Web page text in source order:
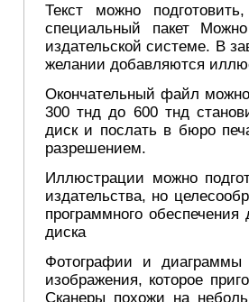
Текст можно
специальный пакет
издательской системе. В
желании добавляются
Окончательный файл
300 тнд до 600 тнд
диск и послать в бюро
разрешением.
Иллюстрации можно
издательства, но
программного
диска
Фотографии и диаграммы
изображения, которое
Сканеры похожи на